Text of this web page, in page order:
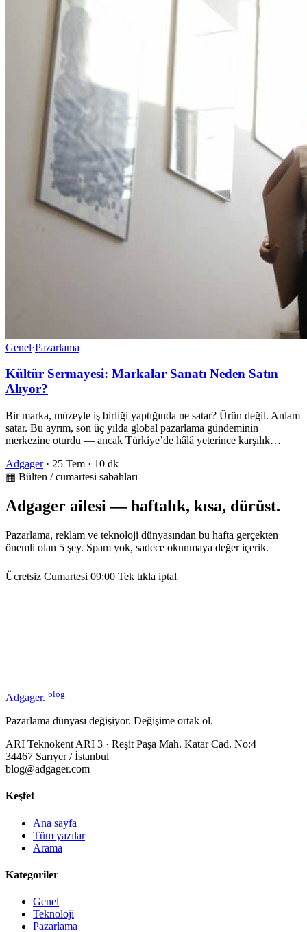
Genel·Pazarlama
Kültür Sermayesi: Markalar Sanatı Neden Satın
Alıyor?
Bir marka, müzeyle iş birliği yaptığında ne satar? Ürün değil. Anlam
satar. Bu ayrım, son üç yılda global pazarlama gündeminin
merkezine oturdu — ancak Türkiye’de hâlâ yeterince karşılık…
Adgager · 25 Tem · 10 dk
▦ Bülten / cumartesi sabahları
Adgager ailesi — haftalık, kısa, dürüst.
Pazarlama, reklam ve teknoloji dünyasından bu hafta gerçekten
önemli olan 5 şey. Spam yok, sadece okunmaya değer içerik.
Ücretsiz Cumartesi 09:00 Tek tıkla iptal
Adgager. blog
Pazarlama dünyası değişiyor. Değişime ortak ol.
ARI Teknokent ARI 3 · Reşit Paşa Mah. Katar Cad. No:4
34467 Sarıyer / İstanbul
blog@adgager.com
Keşfet
Ana sayfa
Tüm yazılar
Arama
Kategoriler
Genel
Teknoloji
Pazarlama